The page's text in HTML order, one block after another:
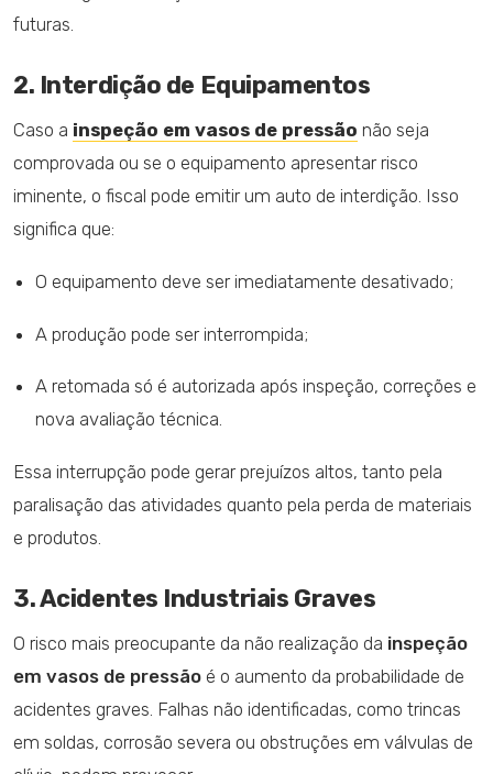
futuras.
2. Interdição de Equipamentos
Caso a inspeção em vasos de pressão não seja
comprovada ou se o equipamento apresentar risco
iminente, o fiscal pode emitir um auto de interdição. Isso
significa que:
O equipamento deve ser imediatamente desativado;
A produção pode ser interrompida;
A retomada só é autorizada após inspeção, correções e
nova avaliação técnica.
Essa interrupção pode gerar prejuízos altos, tanto pela
paralisação das atividades quanto pela perda de materiais
e produtos.
3. Acidentes Industriais Graves
O risco mais preocupante da não realização da inspeção
em vasos de pressão é o aumento da probabilidade de
acidentes graves. Falhas não identificadas, como trincas
em soldas, corrosão severa ou obstruções em válvulas de